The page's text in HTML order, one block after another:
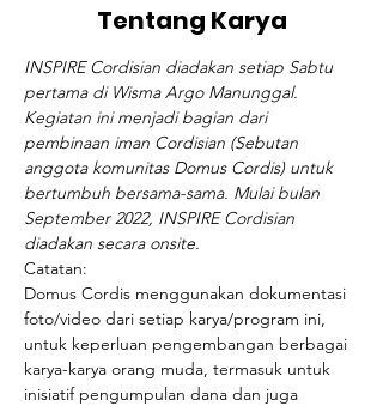
Tentang Karya
INSPIRE Cordisian diadakan setiap Sabtu
pertama di Wisma Argo Manunggal.
Kegiatan ini menjadi bagian dari
pembinaan iman Cordisian (Sebutan
anggota komunitas Domus Cordis) untuk
bertumbuh bersama-sama. Mulai bulan
September 2022, INSPIRE Cordisian
diadakan secara onsite.
Catatan:
Domus Cordis menggunakan dokumentasi
foto/video dari setiap karya/program ini,
untuk keperluan pengembangan berbagai
karya-karya orang muda, termasuk untuk
inisiatif pengumpulan dana dan juga